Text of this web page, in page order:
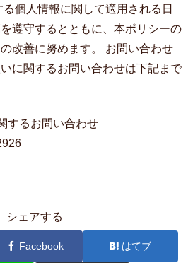
個人情報に関して適用される日
遵守するとともに、本ポリシーの
改善に努めます。 お問い合わせ
に関するお問い合わせは下記まで
するお問い合わせ
シェアする
Facebook はてブ